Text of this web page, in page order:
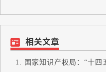
相关文章
国家知识产权局：“十